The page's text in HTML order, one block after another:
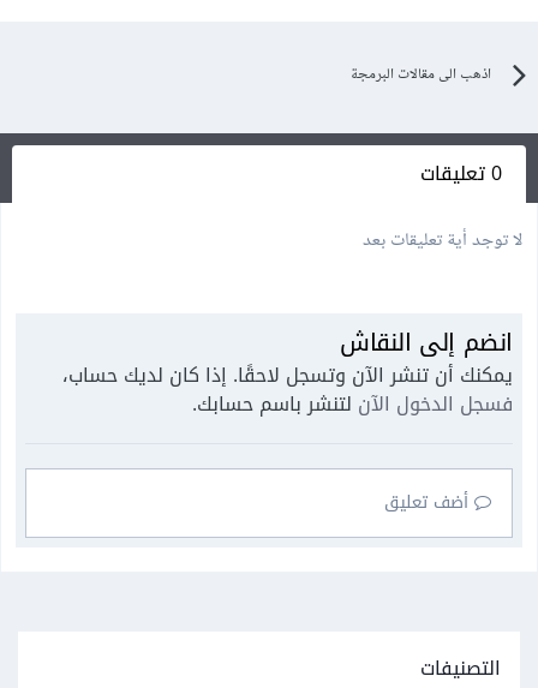
اذهب الى مقالات البرمجة
0 تعليقات
لا توجد أية تعليقات بعد
انضم إلى النقاش
يمكنك أن تنشر الآن وتسجل لاحقًا. إذا كان لديك حساب،
فسجل الدخول الآن لتنشر باسم حسابك.
أضف تعليق
التصنيفات